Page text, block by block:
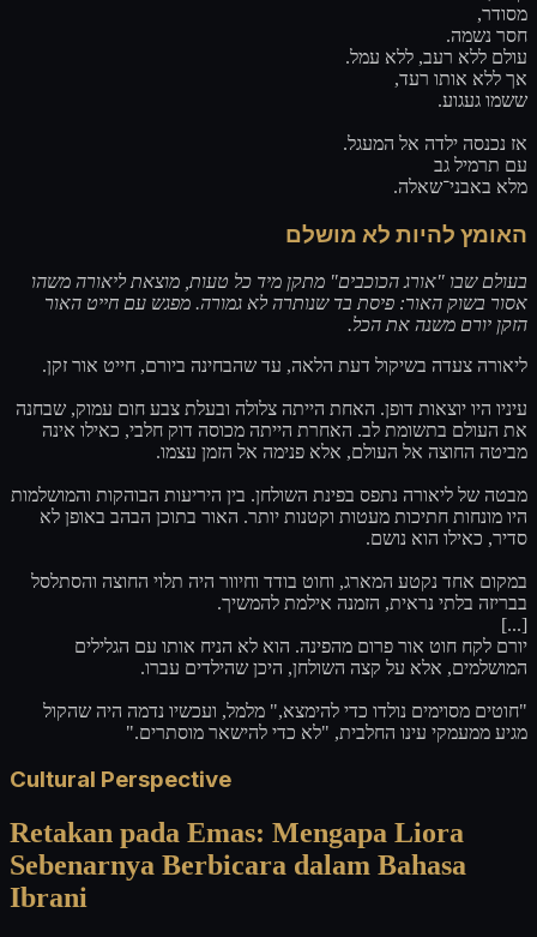
מסודר,
חסר נשמה.
עולם ללא רעב, ללא עמל.
אך ללא אותו רעד,
ששמו געגוע.
אז נכנסה ילדה אל המעגל.
עם תרמיל גב
מלא באבני־שאלה.
האומץ להיות לא מושלם
בעולם שבו "אורג הכוכבים" מתקן מיד כל טעות, מוצאת ליאורה משהו
אסור בשוק האור: פיסת בד שנותרה לא גמורה. מפגש עם חייט האור
הזקן יורם משנה את הכל.
ליאורה צעדה בשיקול דעת הלאה, עד שהבחינה ביורם, חייט אור זקן.
עיניו היו יוצאות דופן. האחת הייתה צלולה ובעלת צבע חום עמוק, שבחנה
את העולם בתשומת לב. האחרת הייתה מכוסה דוק חלבי, כאילו אינה
מביטה החוצה אל העולם, אלא פנימה אל הזמן עצמו.
מבטה של ליאורה נתפס בפינת השולחן. בין היריעות הבוהקות והמושלמות
היו מונחות חתיכות מעטות וקטנות יותר. האור בתוכן הבהב באופן לא
סדיר, כאילו הוא נושם.
במקום אחד נקטע המארג, וחוט בודד וחיוור היה תלוי החוצה והסתלסל
בבריזה בלתי נראית, הזמנה אילמת להמשיך.
[...]
יורם לקח חוט אור פרום מהפינה. הוא לא הניח אותו עם הגלילים
המושלמים, אלא על קצה השולחן, היכן שהילדים עברו.
"חוטים מסוימים נולדו כדי להימצא," מלמל, ועכשיו נדמה היה שהקול
מגיע ממעמקי עינו החלבית, "לא כדי להישאר מוסתרים."
Cultural Perspective
Retakan pada Emas: Mengapa Liora
Sebenarnya Berbicara dalam Bahasa
Ibrani